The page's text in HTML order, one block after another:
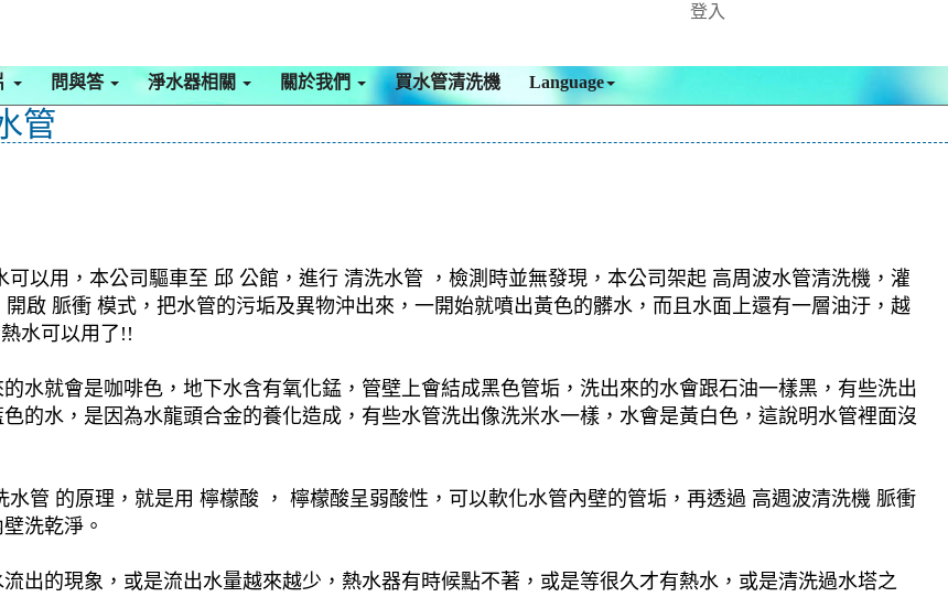
登入
問與答 淨水器相關 關於我們 買水管清洗機 Language
管
以用，本公司驅車至 邱 公館，進行 清洗水管 ，檢測時並無發現，本公司架起 高周波水管清洗機，灌
啟 脈衝 模式，把水管的污垢及異物沖出來，一開始就噴出黃色的髒水，而且水面上還有一層油汙，越
水可以用了!!
水就會是咖啡色，地下水含有氧化錳，管壁上會結成黑色管垢，洗出來的水會跟石油一樣黑，有些洗出
的水，是因為水龍頭合金的養化造成，有些水管洗出像洗米水一樣，水會是黃白色，這說明水管裡面沒
管 的原理，就是用 檸檬酸 ， 檸檬酸呈弱酸性，可以軟化水管內壁的管垢，再透過 高週波清洗機 脈衝
洗乾淨。
出的現象，或是流出水量越來越少，熱水器有時候點不著，或是等很久才有熱水，或是清洗過水塔之